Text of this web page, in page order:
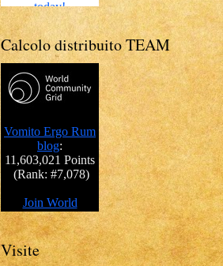
Calcolo distribuito TEAM
Visite